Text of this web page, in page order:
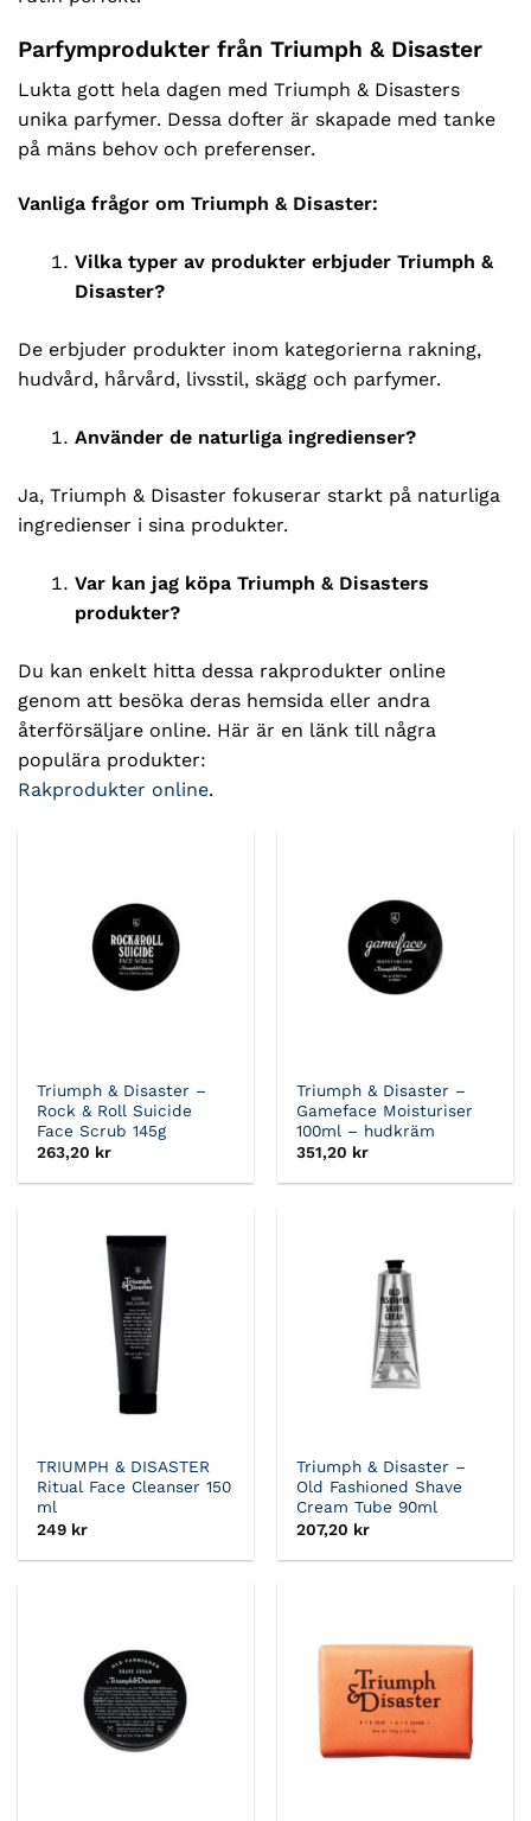
Parfymprodukter från Triumph & Disaster
Lukta gott hela dagen med Triumph & Disasters
unika parfymer. Dessa dofter är skapade med tanke
på mäns behov och preferenser.
Vanliga frågor om Triumph & Disaster:
Vilka typer av produkter erbjuder Triumph &
Disaster?
De erbjuder produkter inom kategorierna rakning,
hudvård, hårvård, livsstil, skägg och parfymer.
Använder de naturliga ingredienser?
Ja, Triumph & Disaster fokuserar starkt på naturliga
ingredienser i sina produkter.
Var kan jag köpa Triumph & Disasters
produkter?
Du kan enkelt hitta dessa rakprodukter online
genom att besöka deras hemsida eller andra
återförsäljare online. Här är en länk till några
populära produkter:
Rakprodukter online.
Triumph & Disaster –
Rock & Roll Suicide
Face Scrub 145g
263,20 kr
Triumph & Disaster –
Gameface Moisturiser
100ml – hudkräm
351,20 kr
TRIUMPH & DISASTER
Ritual Face Cleanser 150
ml
249 kr
Triumph & Disaster –
Old Fashioned Shave
Cream Tube 90ml
207,20 kr